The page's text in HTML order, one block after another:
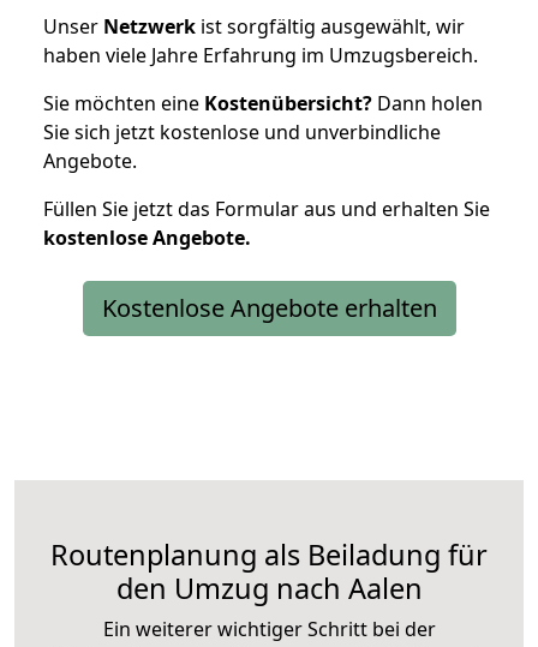
Unser Netzwerk ist sorgfältig ausgewählt, wir
haben viele Jahre Erfahrung im Umzugsbereich.
Sie möchten eine Kostenübersicht? Dann holen
Sie sich jetzt kostenlose und unverbindliche
Angebote.
Füllen Sie jetzt das Formular aus und erhalten Sie
kostenloseAngebote.
Kostenlose Angebote erhalten
Routenplanung als Beiladung für
den Umzug nach Aalen
Ein weiterer wichtiger Schritt bei der